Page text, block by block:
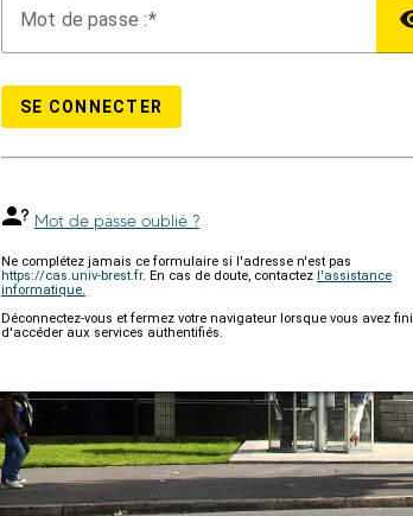
Mot de passe :
SE CONNECTER
Mot de passe oublié ?
Ne complétez jamais ce formulaire si l'adresse n'est pas
https://cas.univ-brest.fr. En cas de doute, contactez l'assistance
informatique.
Déconnectez-vous et fermez votre navigateur lorsque vous avez fini
d'accéder aux services authentifiés.